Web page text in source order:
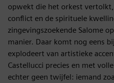
opwekt die het orkest
conflict en de spirituele
zingevingszoekende Salome
manier. Daar komt nog eens
explodeert van artistieke
Castellucci precies en met
echter geen twijfel: iemand